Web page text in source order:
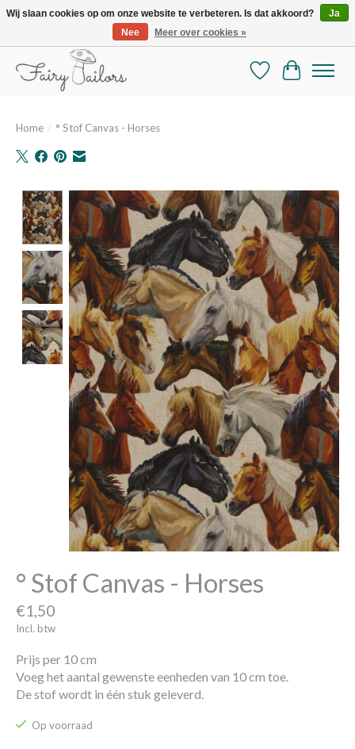
De mooiste online selectie stoffen en mercerie
Verlanglijst
Home / ° Stof Canvas - Horses
Product image slideshow Items
° Stof Canvas - Horses
€1,50
Incl. btw
Prijs per 10 cm
Voeg het aantal gewenste eenheden van 10 cm toe.
De stof wordt in één stuk geleverd.
Op voorraad
Wij slaan cookies op om onze website te verbeteren. Is dat akkoord?
Ja
Nee
Meer over cookies »